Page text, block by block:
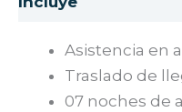
Asistencia en
Traslado de
07 noches de